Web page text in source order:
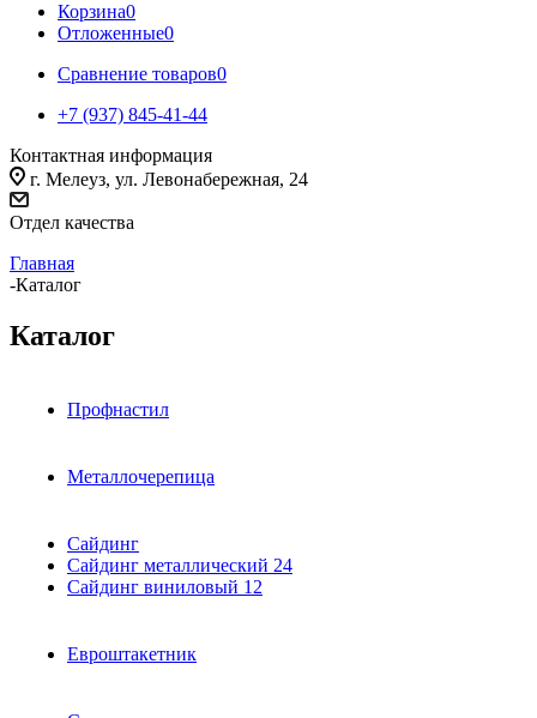
Корзина0
Отложенные0
Сравнение товаров0
+7 (937) 845-41-44
Контактная информация
г. Мелеуз, ул. Левонабережная, 24
Отдел качества
Главная
-Каталог
Каталог
Профнастил
Металлочерепица
Сайдинг
Сайдинг металлический 24
Сайдинг виниловый 12
Евроштакетник